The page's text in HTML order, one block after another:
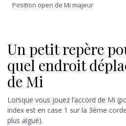
Position open de Mi majeur
Un petit repère
quel endroit
de Mi
Lorsque vous jouez l’accord de Mi
index est en case 1 sur la 3ème
plus aiguë).